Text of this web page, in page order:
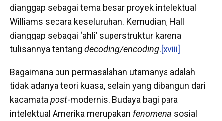
dianggap sebagai tema besar proyek intelektual
Williams secara keseluruhan. Kemudian, Hall
dianggap sebagai ‘ahli’ superstruktur karena
tulisannya tentang decoding/encoding.[xviii]
Bagaimana pun permasalahan utamanya adalah
tidak adanya teori kuasa, selain yang dibangun dari
kacamatapost-modernis. Budaya bagi para
intelektual Amerika merupakan fenomena sosial